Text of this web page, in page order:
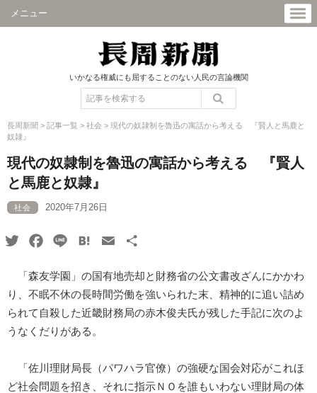
メニュー
いかなる権威にも屈することのない人民の言論機関
長周新聞 > 記事一覧 > 社会 > 現代の奴隷制を魯迅の寓話から考える 『賢人と馬鹿と
奴隷』
現代の奴隷制を魯迅の寓話から考える 『賢人
と馬鹿と奴隷』
社会 2020年7月26日
TwitterFacebook
Line HatenaEmail
「森友学園」の国有地売却と財務省の公文書改ざんにかかわ
り、不眠不休の長時間労働を強いられた末、精神的に追い詰め
られて自殺した近畿財務局の赤木俊夫氏が残した手記に次のよ
うなくだりがある。
「佐川理財局長（パワハラ官僚）の強硬な国会対応がこれほ
ど社会問題を招き、それに指示ＮＯを誰もいわない理財局の体